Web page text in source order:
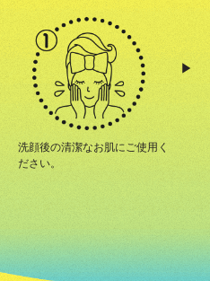
洗顔後の清潔なお肌にご使用く
ださい。